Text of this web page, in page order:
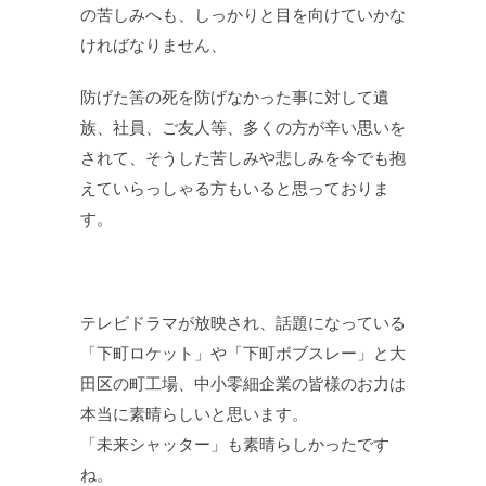
の苦しみへも、しっかりと目を向けていかな
ければなりません、
防げた筈の死を防げなかった事に対して遺
族、社員、ご友人等、多くの方が辛い思いを
されて、そうした苦しみや悲しみを今でも抱
えていらっしゃる方もいると思っておりま
す。
テレビドラマが放映され、話題になっている
「下町ロケット」や「下町ボブスレー」と大
田区の町工場、中小零細企業の皆様のお力は
本当に素晴らしいと思います。
「未来シャッター」も素晴らしかったです
ね。